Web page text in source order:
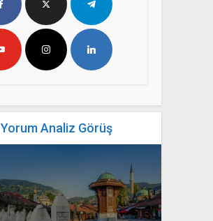
Yorum Analiz Görüş